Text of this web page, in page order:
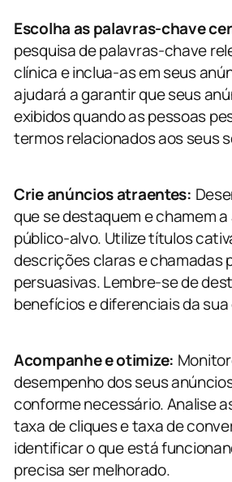
Escolha as palavras-chave
pesquisa de palavras-chave
clínica e inclua-as em seus
ajudará a garantir que seus
exibidos quando as pessoas
termos relacionados aos seus
Crie anúncios atraentes:
que se destaquem e chamem
público-alvo. Utilize títulos
descrições claras e chamadas
persuasivas. Lembre-se de
benefícios e diferenciais da
Acompanhe e otimize:
desempenho dos seus
conforme necessário. Analise
taxa de cliques e taxa de
identificar o que está
precisa ser melhorado.